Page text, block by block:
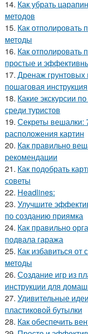
14. Как убрать
методов
15. Как отполировать
методы
16. Как отполировать
простые и
17. Дренаж грунтовых
пошаговая инструкция
18. Какие экскурсии
среди туристов
19. Секреты вешалки:
расположения картин
20. Как правильно
рекомендации
21. Как подобрать
советы
22. Headlines:
23. Улучшите
по созданию приямка
24. Как правильно
подвала гаража
25. Как избавиться
методы
26. Создание игр из
инструкции для
27. Удивительные
пластиковой бутылки
28. Как обеспечить